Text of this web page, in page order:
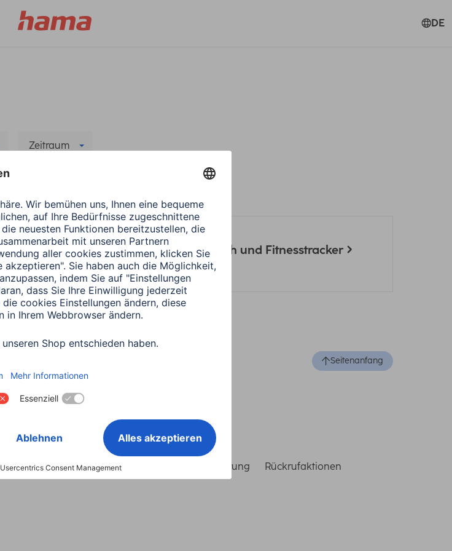
DE
Zeitraum
Hama Wearables
Die richtige App für Smartwatch und Fitnesstracker
1 Minuten Lesedauer
Seitenanfang
Land wählen
Konformitätserklärungen Barrierefreiheitserklärung Rückrufaktionen